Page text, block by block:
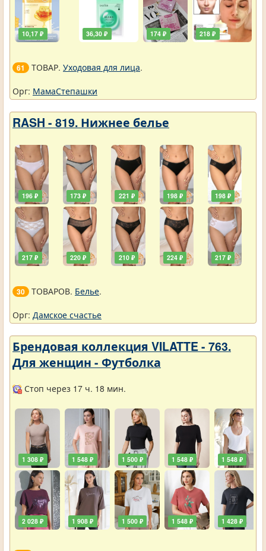
10,17 ₽ 36,30 ₽ 174 ₽ 218 ₽
61 ТОВАР. Уходовая для лица.
Орг: МамаСтепашки
RASH - 819. Нижнее белье
196 ₽
217 ₽
173 ₽
220 ₽
221 ₽
210 ₽
198 ₽
224 ₽
198 ₽
217 ₽
30 ТОВАРОВ. Белье.
Орг: Дамское счастье
Брендовая коллекция VILATTE - 763.
Для женщин - Футболка
Стоп через 17 ч. 18 мин.
1 308 ₽
2 028 ₽
1 548 ₽
1 908 ₽
1 500 ₽
1 500 ₽
1 548 ₽
1 548 ₽
1 548 ₽
1 428 ₽